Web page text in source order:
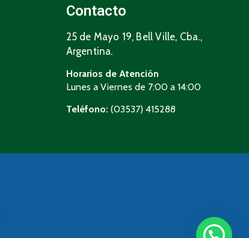
Contacto
25 de Mayo 19, Bell Ville, Cba.,
Argentina.
Horarios de Atención
Lunes a Viernes de 7:00 a 14:00
Teléfono: (03537) 415288